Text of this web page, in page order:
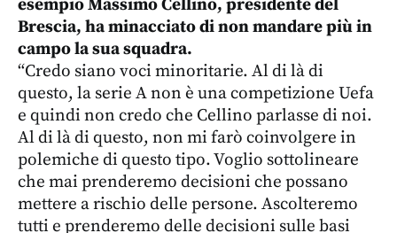
esempio Massimo Cellino, presidente del
Brescia, ha minacciato di non mandare più in
campo la sua squadra.
“Credo siano voci minoritarie. Al di là di
questo, la serie A non è una competizione Uefa
e quindi non credo che Cellino parlasse di noi.
Al di là di questo, non mi farò coinvolgere in
polemiche di questo tipo. Voglio sottolineare
che mai prenderemo decisioni che possano
mettere a rischio delle persone. Ascolteremo
tutti e prenderemo delle decisioni sulle basi